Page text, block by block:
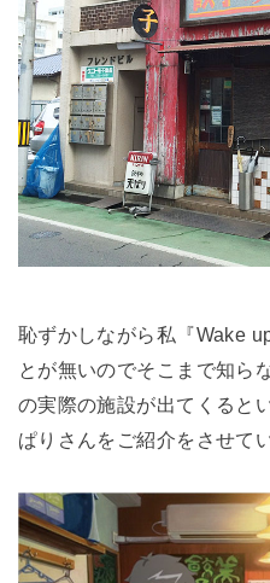
恥ずかしながら私『Wake
とが無いのでそこまで知ら
の実際の施設が出てくると
ぱりさんをご紹介をさせて